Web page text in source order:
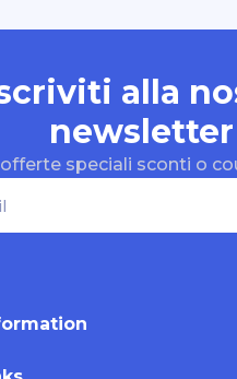
alla
newsletter
speciali sconti o